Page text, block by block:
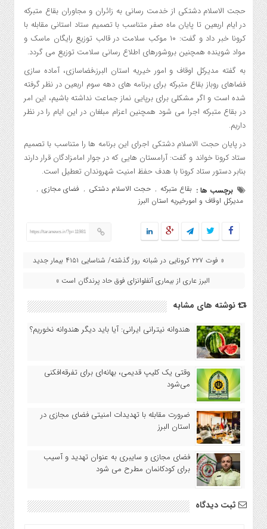
حجت الاسلام دشتکی از خدمت رسانی به زائران و مجاوران بقاع متبرکه
در ایام اربعین تا پایان ماه صفر متناسب با تصمیم ستاد استانی مقابله با
کرونا خبر داد و گفت: ۱۰ موکب سلامت در قالب توزیع رایگان ماسک و
مواد شوینده همچنین بروشورهای اطلاع رسانی سلامت توزیع می گردد.
به گفته مدیرکل اوقاف و امور خیریه استان البرز،فضاسازی، آماده سازی
فضاهای روباز بقاع متبرکه برای برنامه های دهه سوم اربعین در نظر گرفته
شده است و اگر مشکلی برای برپایی نماز جماعت نداشته باشیم، این امر
در بقاع متبرکه اجرا می شود همچنین اعزام مبلغان در این ایام را در نظر
داریم.
در پایان حجت الاسلام دشتکی اجرای این برنامه ها را متناسب با تصمیم
ستاد کرونا خواند و گفت: آرامستان هایی که در جوار امامزادگان قرار دارند
بنابر دستور ستاد کرونا با هدف حفظ امنیت شهروندان تعطیل است.
برچسب ها : بقاع متبرکه , حجت الاسلام دشتکی , فضای مجازی ,
مدیرکل اوقاف و امورخیریه استان البرز
https://taranews.ir/?p=11981
« فوت ۲۲۷ کرونایی در شبانه روز گذشته/ شناسایی ۴۱۵۱ بیمار جدید
البرز عاری از بیماری آنفلوانزای فوق حاد پرندگان است »
نوشته های مشابه
هندوانه نیترانی ایرانی: آیا باید دیگر هندوانه نخوریم؟
وقتی یک کلیپ قدیمی، بهانه‌ای برای تفرقه‌افکنی
می‌شود
ضرورت مقابله با تهدیدات امنیتی فضای مجازی در
استان البرز
فضای مجازی و سایبری به عنوان تهدید و آسیب
برای کودکانمان مطرح می شود
ثبت دیدگاه